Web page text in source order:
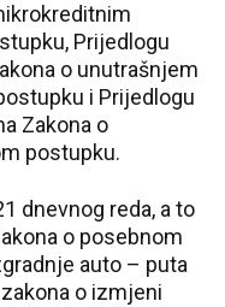
Prijedlogu
o unutrašnjem
i Prijedlogu
Zakona o
postupku.
dnevnog reda, a to
o posebnom
auto – puta
o izmjeni